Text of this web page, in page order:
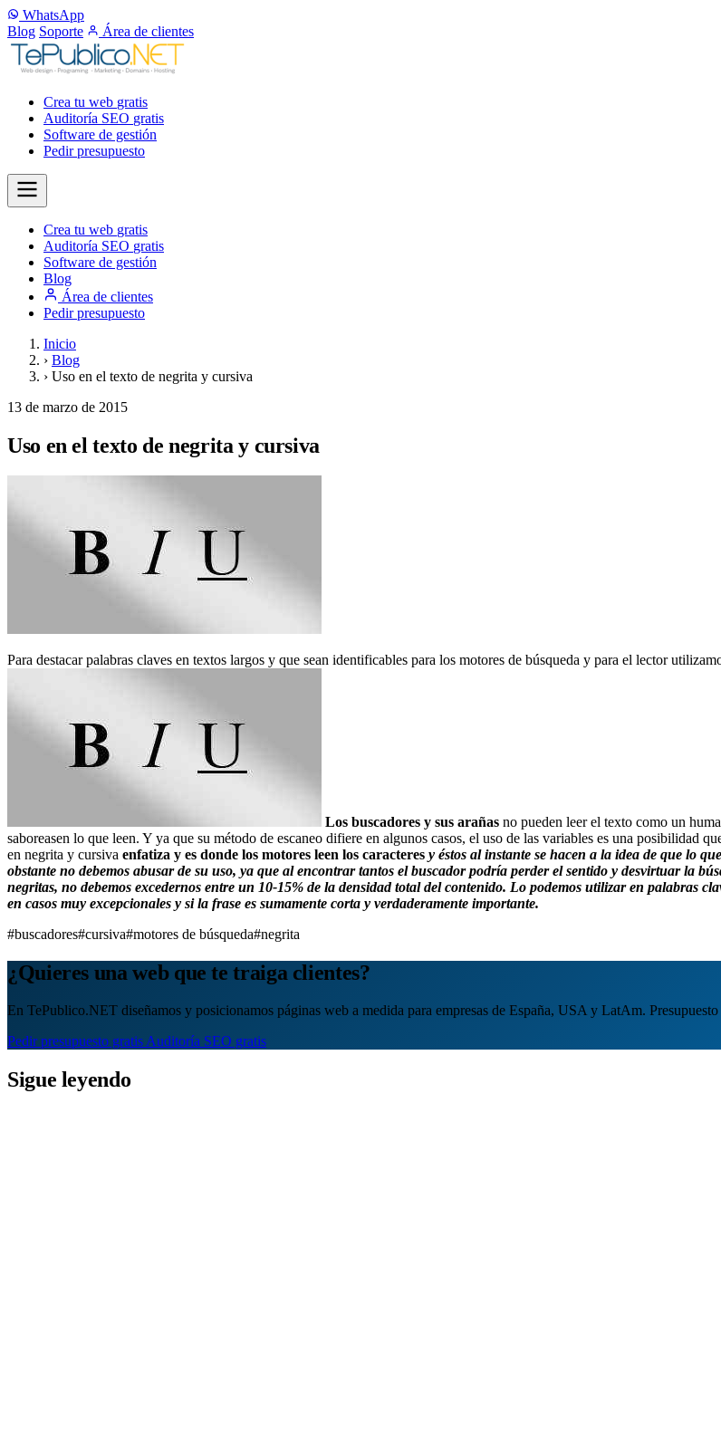
WhatsApp
Blog Soporte Área de clientes
Crea tu web gratis
Auditoría SEO gratis
Software de gestión
Pedir presupuesto
Crea tu web gratis
Auditoría SEO gratis
Software de gestión
Blog
Área de clientes
Pedir presupuesto
Inicio
› Blog
› Uso en el texto de negrita y cursiva
13 de marzo de 2015
Uso en el texto de negrita y cursiva
Para destacar palabras claves en textos largos y que sean identificables para los motores de búsqueda y para el lector
Los buscadores y sus arañas no pueden leer el texto como un
saboreasen lo que leen. Y ya que su método de escaneo difiere en algunos casos, el uso de las variables es una posibilidad
en negrita y cursiva enfatiza y es donde los motores leen los caracteres y éstos al instante se hacen a la idea de que lo
obstante no debemos abusar de su uso, ya que al encontrar tantos el buscador podría perder el sentido y desvirtuar la
negritas, no debemos excedernos entre un 10-15% de la densidad total del contenido. Lo podemos utilizar en palabras
en casos muy excepcionales y si la frase es sumamente corta y verdaderamente importante.
#buscadores#cursiva#motores de búsqueda#negrita
¿Quieres una web que te traiga clientes?
En TePublico.NET diseñamos y posicionamos páginas web a medida para empresas de España, USA y LatAm.
Pedir presupuesto gratis Auditoría SEO gratis
Sigue leyendo